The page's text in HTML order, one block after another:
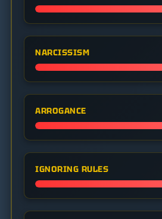
NARCISSISM
ARROGANCE
IGNORING RULES